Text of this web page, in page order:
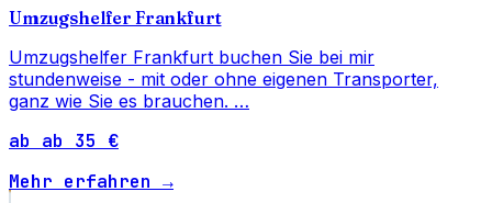
Umzugshelfer Frankfurt
Umzugshelfer Frankfurt buchen Sie bei mir
stundenweise - mit oder ohne eigenen Transporter,
ganz wie Sie es brauchen. …
ab ab 35 €
Mehr erfahren →